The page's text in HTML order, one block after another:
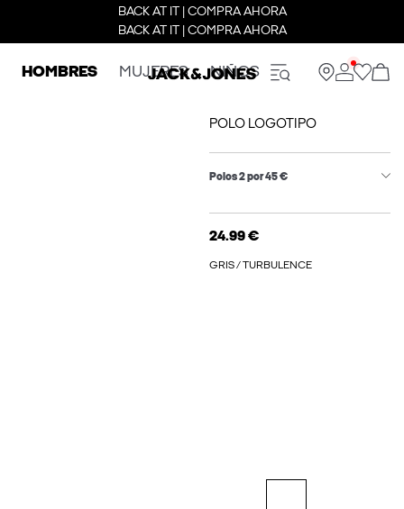
BACK AT IT | COMPRA AHORA
BACK AT IT | COMPRA AHORA
HOMBRES MUJERES NIÑOS
POLO LOGOTIPO
Polos 2 por 45 €
24.99 €
GRIS / TURBULENCE